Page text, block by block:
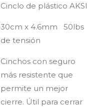
Cinclo de plástico AKSI
30cm x 4.6mm 50lbs
de tensión
Cinchos con seguro
más resistente que
permite un mejor
cierre. Útil para cerrar